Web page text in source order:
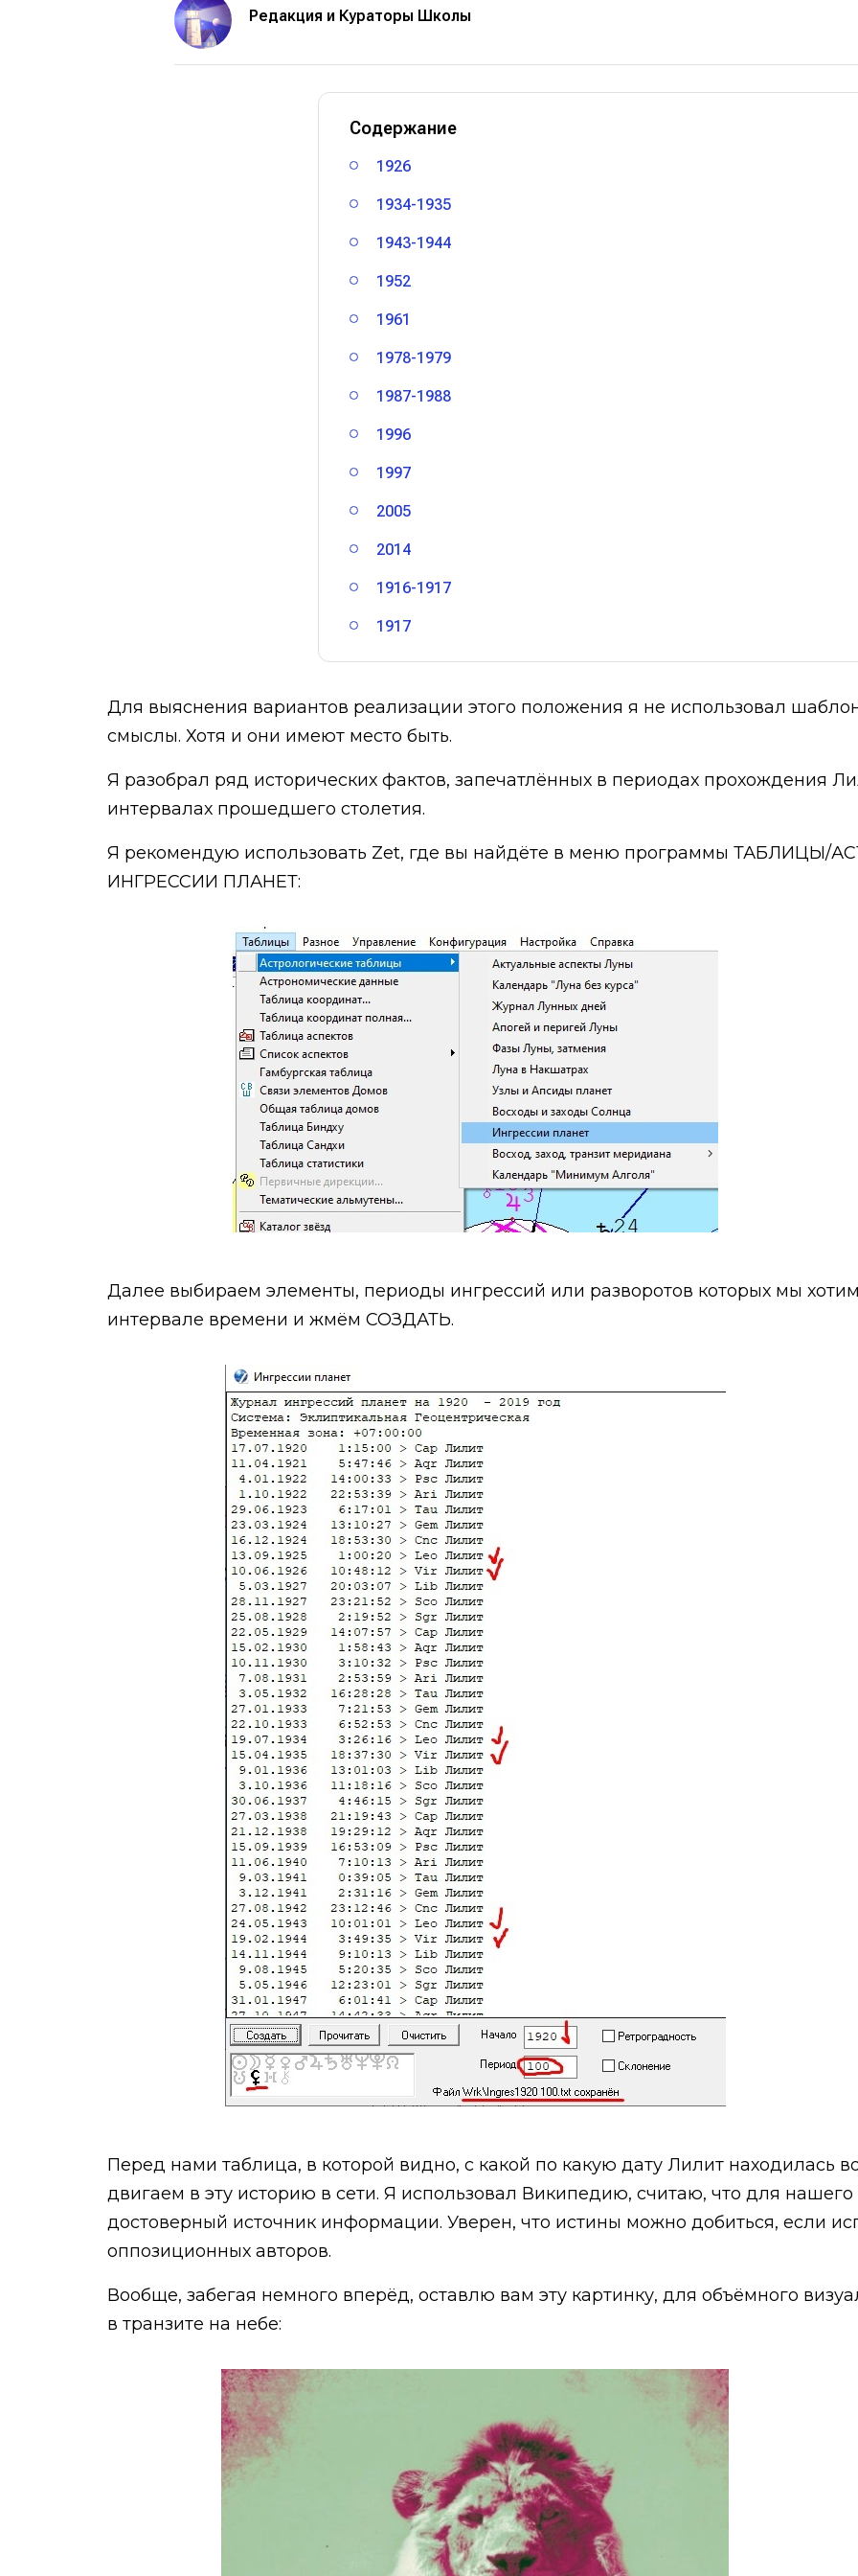
Редакция и Кураторы Школы
Содержание
1926
1934-1935
1943-1944
1952
1961
1978-1979
1987-1988
1996
1997
2005
2014
1916-1917
1917
Для выяснения вариантов реализации этого положения я не использовал
смыслы. Хотя и они имеют место быть.
Я разобрал ряд исторических фактов, запечатлённых в периодах прохождения
интервалах прошедшего столетия.
Я рекомендую использовать Zet, где вы найдёте в меню программы
ИНГРЕССИИ ПЛАНЕТ:
Далее выбираем элементы, периоды ингрессий или разворотов которых мы
интервале времени и жмём СОЗДАТЬ.
Перед нами таблица, в которой видно, с какой по какую дату Лилит находилась
двигаем в эту историю в сети. Я использовал Википедию, считаю, что для
достоверный источник информации. Уверен, что истины можно добиться, если
оппозиционных авторов.
Вообще, забегая немного вперёд, оставлю вам эту картинку, для объёмного
в транзите на небе: